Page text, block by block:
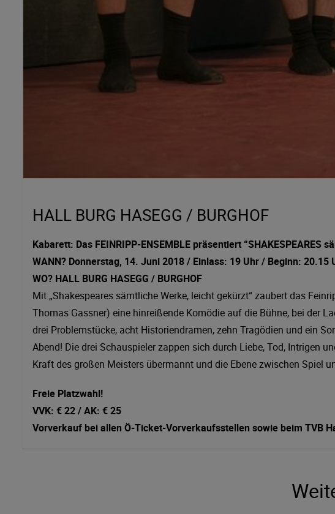
HALL BURG HASEGG / BURGHOF
Kabarett: Das FEINRIPP-ENSEMBLE präsentiert “SHAKESPEARES
WANN? Donnerstag, 14. Juni 2018 / Einlass: 19 Uhr / Beginn: 20.15
WO? HALL BURG HASEGG / BURGHOF
Mit „Shakespeares sämtliche Werke, leicht gekürzt“ zaubert das
Thomas Gassner) eine hinreißende Komödie auf die Bühne, bei der
drei Problemstücke, acht Historiendramen, zehn Tragödien und ein
Abend! Die drei Schauspieler zappen sich durch Liebe, Tod, Intrigen
Kraft des großen Meisters übermannt und die Ebene zwischen Spiel
Freie Platzwahl!
VVK: € 22 / AK: € 25
Vorverkauf bei allen Ö-Ticket-Vorverkaufsstellen sowie beim TVB